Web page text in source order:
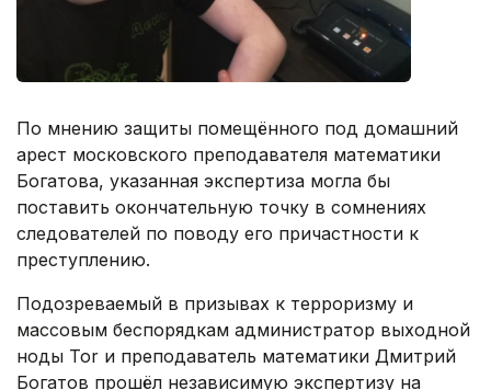
По мнению защиты помещённого под домашний
арест московского преподавателя математики
Богатова, указанная экспертиза могла бы
поставить окончательную точку в сомнениях
следователей по поводу его причастности к
преступлению.
Подозреваемый в призывах к терроризму и
массовым беспорядкам администратор выходной
ноды Tor и преподаватель математики Дмитрий
Богатов прошёл независимую экспертизу на